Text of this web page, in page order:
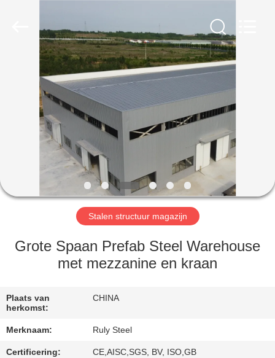
HUIS
PRODUCTEN
VIDEOS
VR-
SHOW
ONGEVEER
FABRIEKSREIS
KWALITEITSCONTROLE
Stalen structuur magazijn
Grote Spaan Prefab Steel Warehouse
met mezzanine en kraan
Plaats van
herkomst:
CHINA
Merknaam: Ruly Steel
Certificering: CE,AISC,SGS, BV, ISO,GB